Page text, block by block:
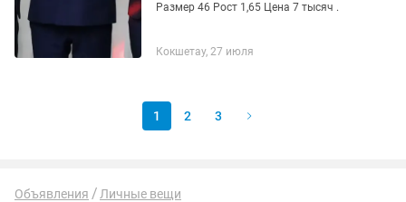
Размер 46 Рост 1,65 Цена 7 тысяч .
Кокшетау, 27 июля
1 2 3
Объявления Личные вещи